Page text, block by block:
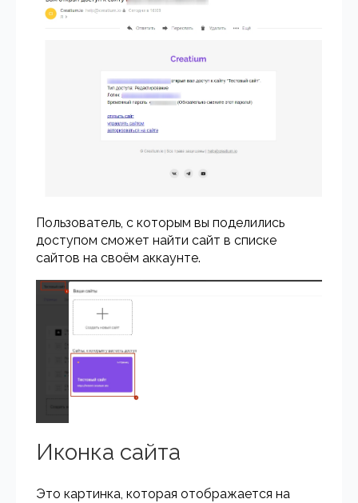
Пользователь, с которым вы поделились
доступом сможет найти сайт в списке
сайтов на своём аккаунте.
Иконка сайта
Это картинка, которая отображается на